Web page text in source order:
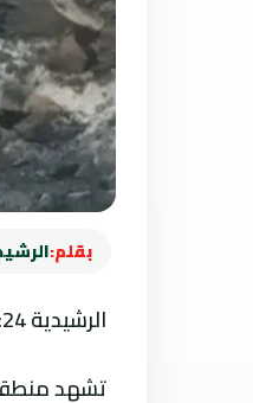
بقلم:
الرشيدية 24: متابعة